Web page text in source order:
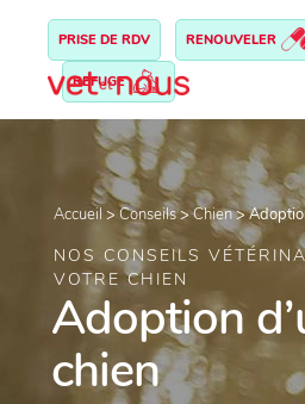
PRISE DE RDV RENOUVELER
REFUGE
Accueil >Conseils>Chien>
NOS CONSEILS
VOTRE CHIEN
Adoption
chien